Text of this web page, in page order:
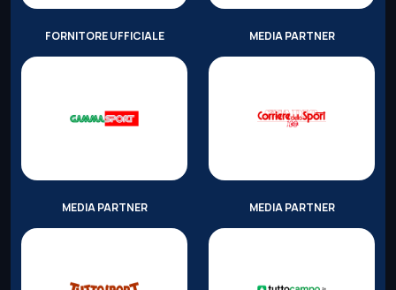
FORNITORE UFFICIALE MEDIA PARTNER
MEDIA PARTNER MEDIA PARTNER